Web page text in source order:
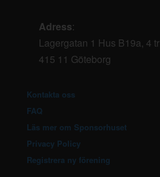
Adress:
Lagergatan 1 Hus B19a, 4 tr
415 11 Göteborg
Kontakta oss
FAQ
Läs mer om Sponsorhuset
Privacy Policy
Registrera ny förening